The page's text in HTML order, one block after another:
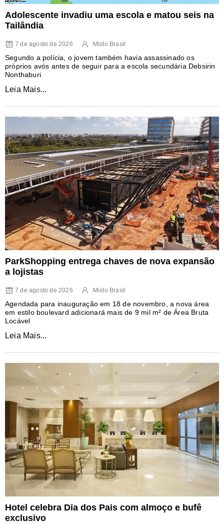
Adolescente invadiu uma escola e matou seis na
Tailândia
7 de agosto de 2026 Misto Brasil
Segundo a polícia, o jovem também havia assassinado os
próprios avós antes de seguir para a escola secundária Debsirin
Nonthaburi
Leia Mais...
ParkShopping entrega chaves de nova expansão
a lojistas
7 de agosto de 2026 Misto Brasil
Agendada para inauguração em 18 de novembro, a nova área
em estilo boulevard adicionará mais de 9 mil m² de Área Bruta
Locável
Leia Mais...
Hotel celebra Dia dos Pais com almoço e bufê
exclusivo